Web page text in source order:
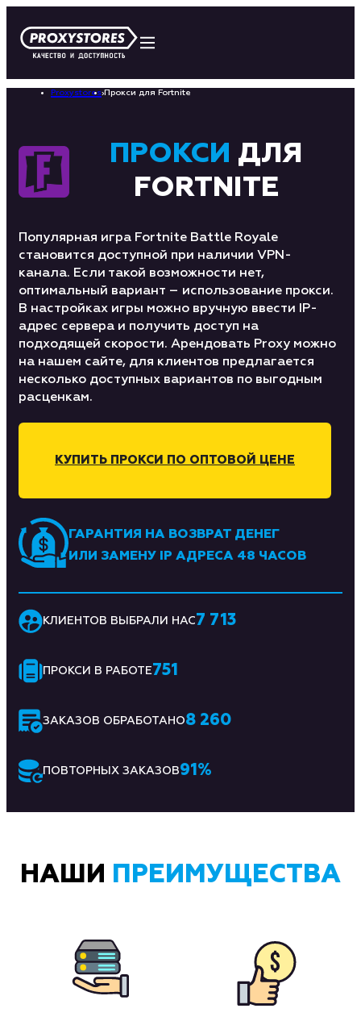
Proxystores› Прокси для Fortnite
ПРОКСИ ДЛЯ
FORTNITE
Популярная игра Fortnite Battle Royale
становится доступной при наличии VPN-
канала. Если такой возможности нет,
оптимальный вариант – использование прокси.
В настройках игры можно вручную ввести IP-
адрес сервера и получить доступ на
подходящей скорости. Арендовать Proxy можно
на нашем сайте, для клиентов предлагается
несколько доступных вариантов по выгодным
расценкам.
КУПИТЬ ПРОКСИ ПО ОПТОВОЙ ЦЕНЕ
ГАРАНТИЯ НА ВОЗВРАТ ДЕНЕГ
ИЛИ ЗАМЕНУ IP АДРЕСА 48 ЧАСОВ
КЛИЕНТОВ ВЫБРАЛИ НАС7 713
ПРОКСИ В РАБОТЕ751
ЗАКАЗОВ ОБРАБОТАНО8 260
ПОВТОРНЫХ ЗАКАЗОВ91 %
НАШИ ПРЕИМУЩЕСТВА